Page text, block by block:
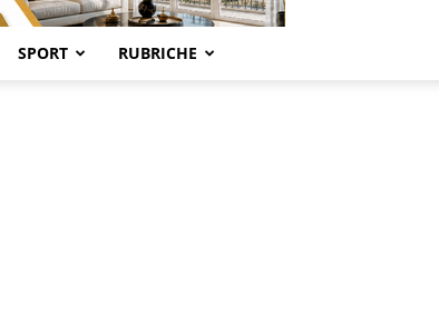
SPORT RUBRICHE